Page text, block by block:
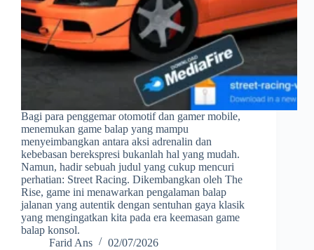
Bagi para penggemar otomotif dan gamer mobile,
menemukan game balap yang mampu
menyeimbangkan antara aksi adrenalin dan
kebebasan berekspresi bukanlah hal yang mudah.
Namun, hadir sebuah judul yang cukup mencuri
perhatian: Street Racing. Dikembangkan oleh The
Rise, game ini menawarkan pengalaman balap
jalanan yang autentik dengan sentuhan gaya klasik
yang mengingatkan kita pada era keemasan game
balap konsol.
Farid Ans
02/07/2026